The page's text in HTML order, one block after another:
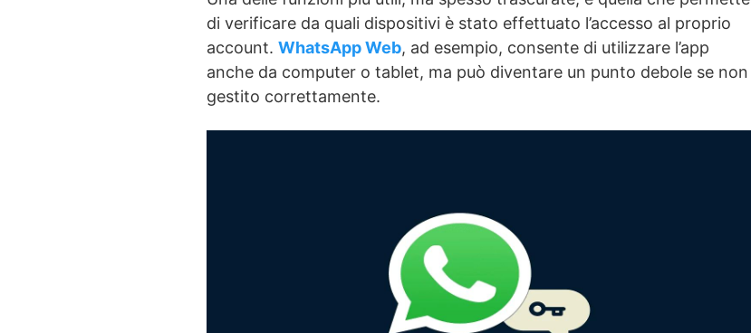
di verificare da quali dispositivi è stato effettuato l’accesso al proprio
account. WhatsApp Web, ad esempio, consente di utilizzare l’app
anche da computer o tablet, ma può diventare un punto debole se non
gestito correttamente.